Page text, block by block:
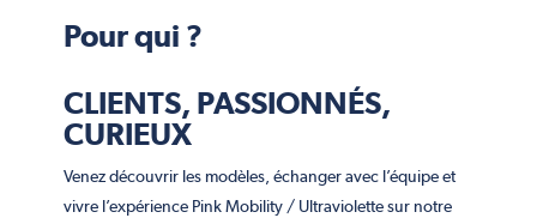
Pour qui ?
CLIENTS, PASSIONNÉS,
CURIEUX
Venez découvrir les modèles, échanger avec l’équipe et
vivre l’expérience Pink Mobility / Ultraviolette sur notre